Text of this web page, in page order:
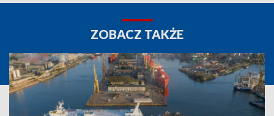
ZOBACZ TAKŻE